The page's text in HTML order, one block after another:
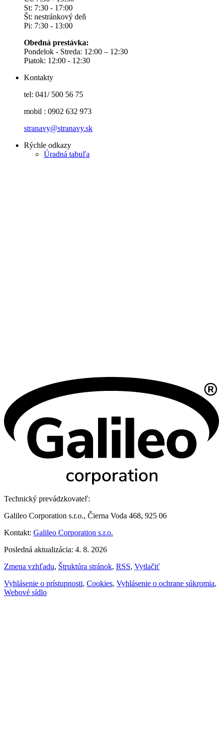
St: 7:30 - 17:00
Št: nestránkový deň
Pi: 7:30 - 13:00
Obedná prestávka:
Pondelok - Streda: 12:00 – 12:30
Piatok: 12:00 - 12:30
Kontakty
tel: 041/ 500 56 75
mobil : 0902 632 973
stranavy@stranavy.sk
Rýchle odkazy
Úradná tabuľa
Technický prevádzkovateľ:
Galileo Corporation s.r.o., Čierna Voda 468, 925 06
Kontakt: Galileo Corporation s.r.o.
Posledná aktualizácia: 4. 8. 2026
Zmena vzhľadu, Štruktúra stránok, RSS, Vytlačiť
Vyhlásenie o prístupnosti, Cookies, Vyhlásenie o ochrane súkromia,
Webové sídlo